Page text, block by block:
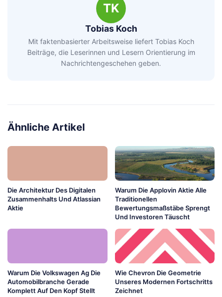
TK
Tobias Koch
Mit faktenbasierter Arbeitsweise liefert Tobias Koch
Beiträge, die Leserinnen und Lesern Orientierung im
Nachrichtengeschehen geben.
Ähnliche Artikel
Die Architektur Des Digitalen
Zusammenhalts Und Atlassian
Aktie
Warum Die Applovin Aktie Alle
Traditionellen
Bewertungsmaßstäbe Sprengt
Und Investoren Täuscht
Warum Die Volkswagen Ag Die
Automobilbranche Gerade
Komplett Auf Den Kopf Stellt
Wie Chevron Die Geometrie
Unseres Modernen Fortschritts
Zeichnet